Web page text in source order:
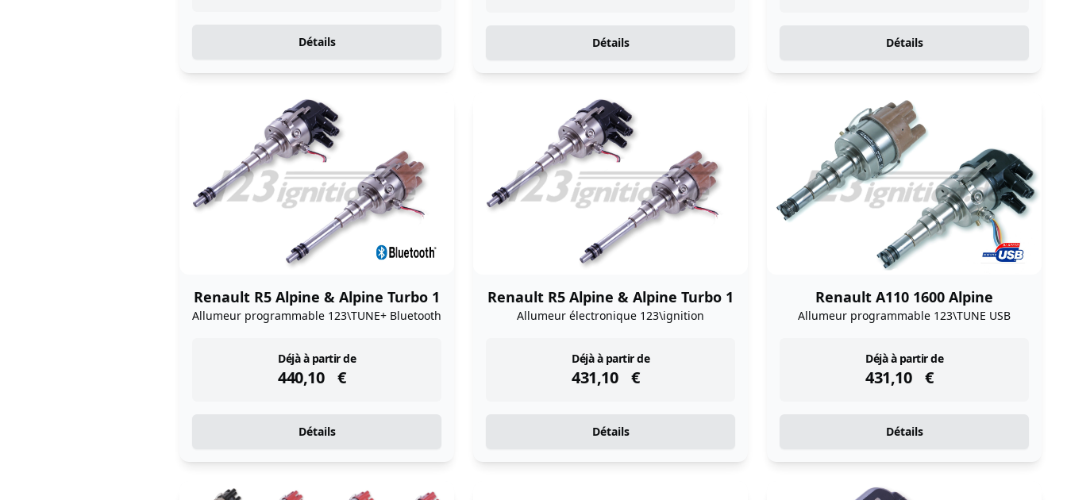
Détails Détails Détails
Renault R5 Alpine & Alpine Turbo 1
Allumeur programmable 123\TUNE+ Bluetooth
Déjà à partir de
440,10 €
instock
Détails
Renault R5 Alpine & Alpine Turbo 1
Allumeur électronique 123\ignition
Déjà à partir de
431,10 €
instock
Détails
Renault A110 1600 Alpine
Allumeur programmable 123\TUNE USB
Déjà à partir de
431,10 €
instock
Détails